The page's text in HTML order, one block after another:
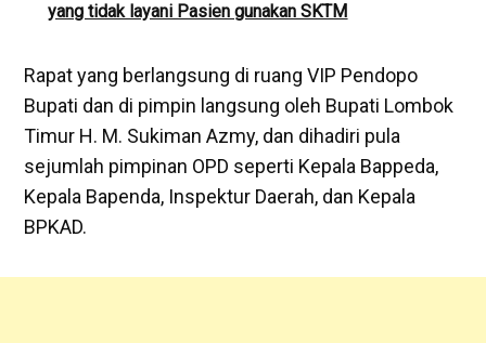
yang tidak layani Pasien gunakan SKTM
Rapat yang berlangsung di ruang VIP Pendopo
Bupati dan di pimpin langsung oleh Bupati Lombok
Timur H. M. Sukiman Azmy, dan dihadiri pula
sejumlah pimpinan OPD seperti Kepala Bappeda,
Kepala Bapenda, Inspektur Daerah, dan Kepala
BPKAD.